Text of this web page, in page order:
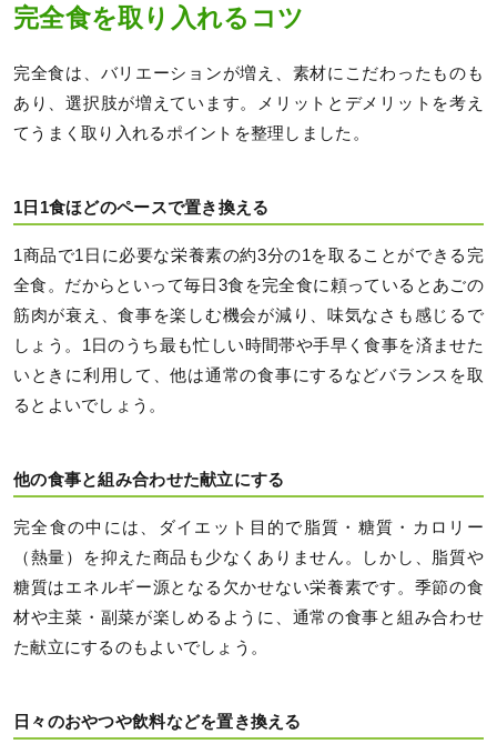
完全食を取り入れるコツ
完全食は、バリエーションが増え、素材にこだわったものも
あり、選択肢が増えています。メリットとデメリットを考え
てうまく取り入れるポイントを整理しました。
1日1食ほどのペースで置き換える
1商品で1日に必要な栄養素の約3分の1を取ることができる完
全食。だからといって毎日3食を完全食に頼っているとあごの
筋肉が衰え、食事を楽しむ機会が減り、味気なさも感じるで
しょう。1日のうち最も忙しい時間帯や手早く食事を済ませた
いときに利用して、他は通常の食事にするなどバランスを取
るとよいでしょう。
他の食事と組み合わせた献立にする
完全食の中には、ダイエット目的で脂質・糖質・カロリー
（熱量）を抑えた商品も少なくありません。しかし、脂質や
糖質はエネルギー源となる欠かせない栄養素です。季節の食
材や主菜・副菜が楽しめるように、通常の食事と組み合わせ
た献立にするのもよいでしょう。
日々のおやつや飲料などを置き換える